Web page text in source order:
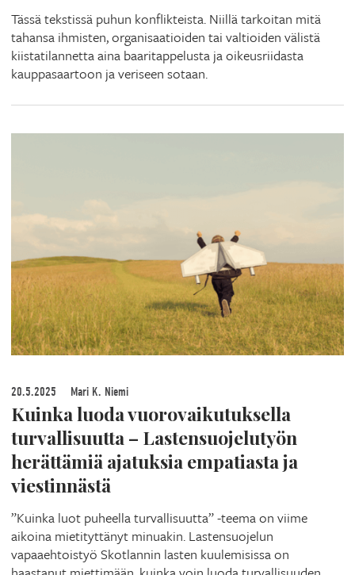
Tässä tekstissä puhun konflikteista. Niillä tarkoitan mitä
tahansa ihmisten, organisaatioiden tai valtioiden välistä
kiistatilannetta aina baaritappelusta ja oikeusriidasta
kauppasaartoon ja veriseen sotaan.
20.5.2025 Mari K. Niemi
Kuinka luoda vuorovaikutuksella
turvallisuutta – Lastensuojelutyön
herättämiä ajatuksia empatiasta ja
viestinnästä
”Kuinka luot puheella turvallisuutta” -teema on viime
aikoina mietityttänyt minuakin. Lastensuojelun
vapaaehtoistyö Skotlannin lasten kuulemisissa on